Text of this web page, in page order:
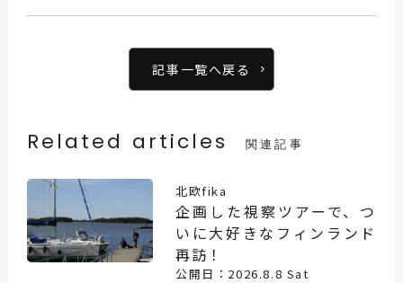
記事一覧へ戻る
Related articles 関連記事
北欧fika
企画した視察ツアーで、つ
いに大好きなフィンランド
再訪！
公開日：2026.8.8 Sat